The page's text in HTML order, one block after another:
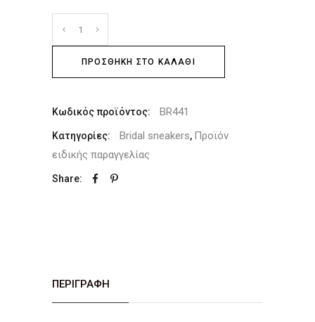
ΠΡΟΣΘΉΚΗ ΣΤΟ ΚΑΛΆΘΙ
Κωδικός προϊόντος: BR441
Κατηγορίες: Bridal sneakers, Προϊόν
ειδικής παραγγελίας
Share:
ΠΕΡΙΓΡΑΦΉ